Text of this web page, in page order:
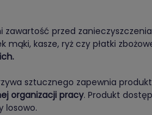
zawartość przed
kasze, ryż czy płatki
sztucznego zapewnia
organizacji pracy. Produkt
losowo.